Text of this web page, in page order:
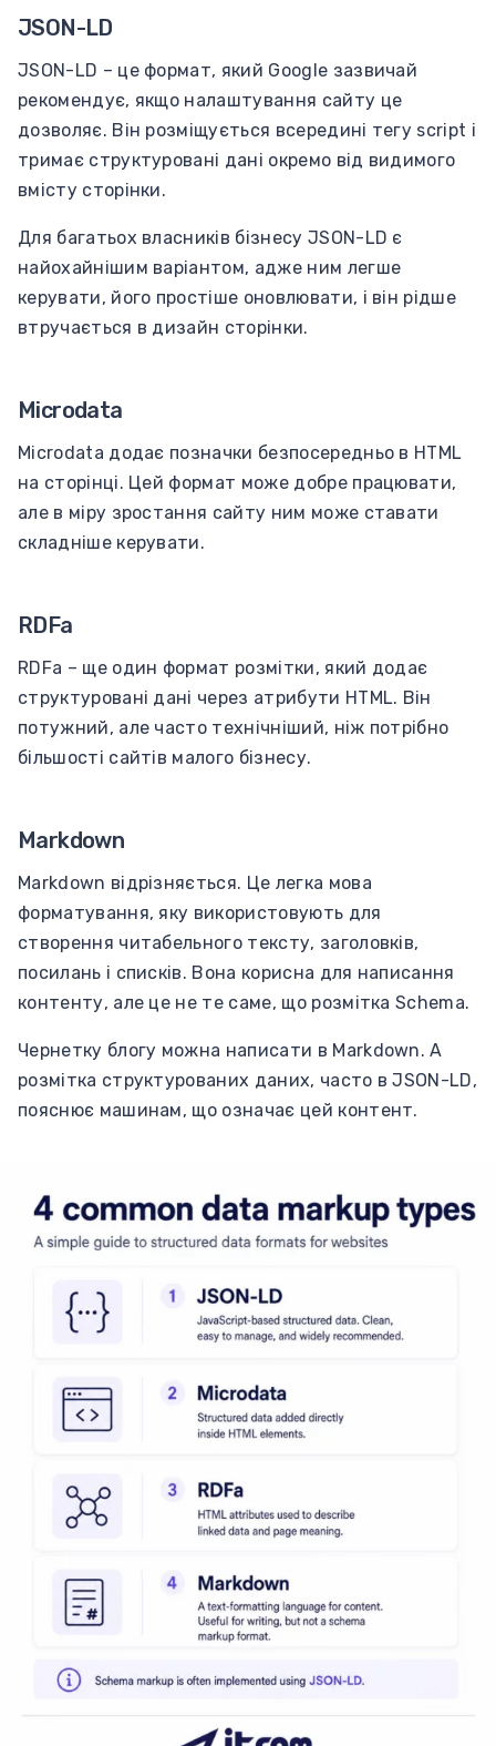
JSON-LD
JSON-LD – це формат, який Google зазвичай
рекомендує, якщо налаштування сайту це
дозволяє. Він розміщується всередині тегу script і
тримає структуровані дані окремо від видимого
вмісту сторінки.
Для багатьох власників бізнесу JSON-LD є
найохайнішим варіантом, адже ним легше
керувати, його простіше оновлювати, і він рідше
втручається в дизайн сторінки.
Microdata
Microdata додає позначки безпосередньо в HTML
на сторінці. Цей формат може добре працювати,
але в міру зростання сайту ним може ставати
складніше керувати.
RDFa
RDFa – ще один формат розмітки, який додає
структуровані дані через атрибути HTML. Він
потужний, але часто технічніший, ніж потрібно
більшості сайтів малого бізнесу.
Markdown
Markdown відрізняється. Це легка мова
форматування, яку використовують для
створення читабельного тексту, заголовків,
посилань і списків. Вона корисна для написання
контенту, але це не те саме, що розмітка Schema.
Чернетку блогу можна написати в Markdown. А
розмітка структурованих даних, часто в JSON-LD,
пояснює машинам, що означає цей контент.